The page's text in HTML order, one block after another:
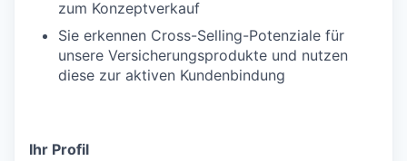
zum Konzeptverkauf
Sie erkennen Cross-Selling-Potenziale für
unsere Versicherungsprodukte und nutzen
diese zur aktiven Kundenbindung
Ihr Profil